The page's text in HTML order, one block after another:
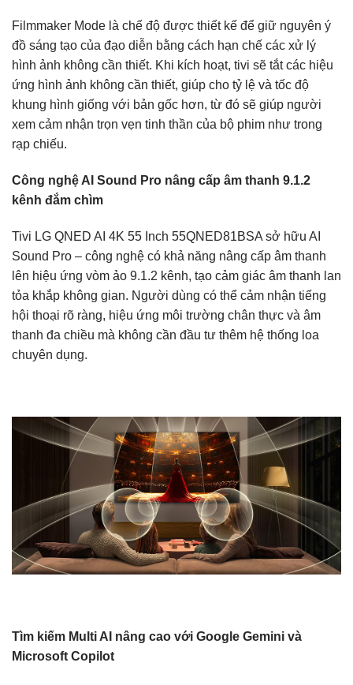
Filmmaker Mode là chế độ được thiết kế để giữ nguyên ý
đồ sáng tạo của đạo diễn bằng cách hạn chế các xử lý
hình ảnh không cần thiết. Khi kích hoạt, tivi sẽ tắt các hiệu
ứng hình ảnh không cần thiết, giúp cho tỷ lệ và tốc độ
khung hình giống với bản gốc hơn, từ đó sẽ giúp người
xem cảm nhận trọn vẹn tinh thần của bộ phim như trong
rạp chiếu.
Công nghệ AI Sound Pro nâng cấp âm thanh 9.1.2
kênh đắm chìm
Tivi LG QNED AI 4K 55 Inch 55QNED81BSA sở hữu AI
Sound Pro – công nghệ có khả năng nâng cấp âm thanh
lên hiệu ứng vòm ảo 9.1.2 kênh, tạo cảm giác âm thanh lan
tỏa khắp không gian. Người dùng có thể cảm nhận tiếng
hội thoại rõ ràng, hiệu ứng môi trường chân thực và âm
thanh đa chiều mà không cần đầu tư thêm hệ thống loa
chuyên dụng.
Tìm kiếm Multi AI nâng cao với Google Gemini và
Microsoft Copilot